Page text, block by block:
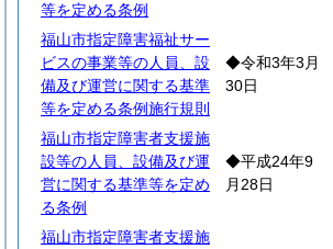
等を定める条例
福山市指定障害福祉サー
ビスの事業等の人員、設
備及び運営に関する基準
等を定める条例施行規則
◆令和3年3月
30日
福山市指定障害者支援施
設等の人員、設備及び運
営に関する基準等を定め
る条例
◆平成24年9
月28日
福山市指定障害者支援施